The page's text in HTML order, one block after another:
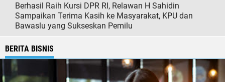
Berhasil Raih Kursi DPR RI, Relawan H Sahidin
Sampaikan Terima Kasih ke Masyarakat, KPU dan
Bawaslu yang Sukseskan Pemilu
BERITA BISNIS